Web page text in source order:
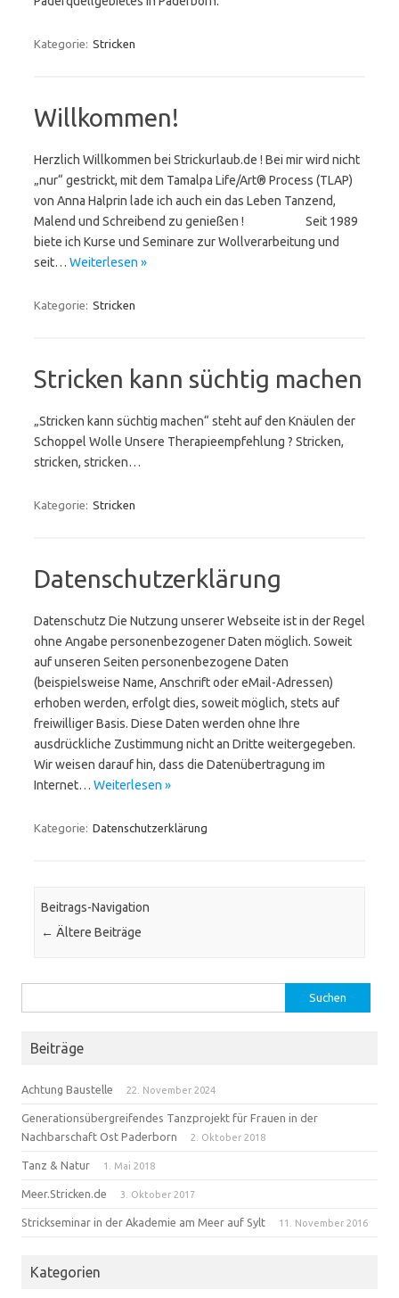
Kategorie: Stricken
Willkommen!
Herzlich Willkommen bei Strickurlaub.de ! Bei mir wird nicht
„nur“ gestrickt, mit dem Tamalpa Life/Art® Process (TLAP)
von Anna Halprin lade ich auch ein das Leben Tanzend,
Malend und Schreibend zu genießen ! Seit 1989
biete ich Kurse und Seminare zur Wollverarbeitung und
seit… Weiterlesen »
Kategorie: Stricken
Stricken kann süchtig machen
„Stricken kann süchtig machen“ steht auf den Knäulen der
Schoppel Wolle Unsere Therapieempfehlung ? Stricken,
stricken, stricken…
Kategorie: Stricken
Datenschutzerklärung
Datenschutz Die Nutzung unserer Webseite ist in der Regel
ohne Angabe personenbezogener Daten möglich. Soweit
auf unseren Seiten personenbezogene Daten
(beispielsweise Name, Anschrift oder eMail-Adressen)
erhoben werden, erfolgt dies, soweit möglich, stets auf
freiwilliger Basis. Diese Daten werden ohne Ihre
ausdrückliche Zustimmung nicht an Dritte weitergegeben.
Wir weisen darauf hin, dass die Datenübertragung im
Internet… Weiterlesen »
Kategorie: Datenschutzerklärung
Beitrags-Navigation
← Ältere Beiträge
nach:
Beiträge
Achtung Baustelle 22. November 2024
Generationsübergreifendes Tanzprojekt für Frauen in der
Nachbarschaft Ost Paderborn
2. Oktober 2018
Tanz & Natur 1. Mai 2018
Meer.Stricken.de 3. Oktober 2017
Strickseminar in der Akademie am Meer auf Sylt 11. November 2016
Kategorien